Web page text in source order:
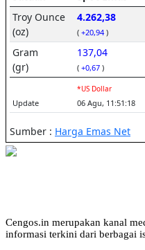
Cengos.in merupakan kanal
informasi terkini dari berbagai